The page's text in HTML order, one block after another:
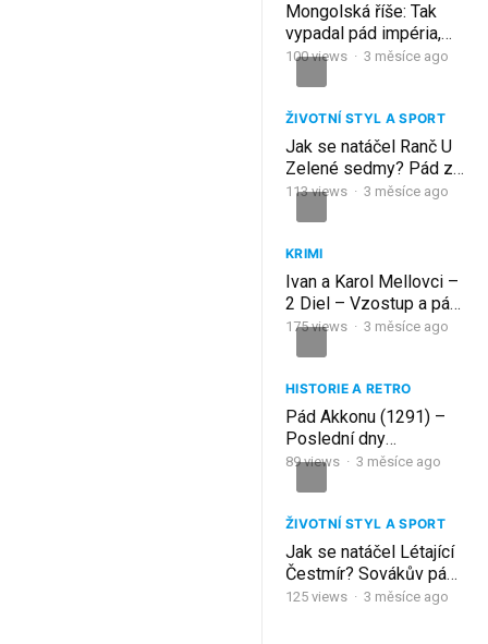
Mongolská říše: Tak
vypadal pád impéria,
které dobylo polovinu
100views · 3 měsíce ago
ŽIVOTNÍ STYL A SPORT
Jak se natáčel Ranč U
Zelené sedmy? Pád z
koně i do studny |
113views · 3 měsíce ago
KRIMI
Ivan a Karol Mellovci –
2 Diel – Vzostup a pád
mafiánskych bratov –
175views · 3 měsíce ago
HISTORIE A RETRO
Pád Akkonu (1291) –
Poslední dny
křižáckých států
89views · 3 měsíce ago
ŽIVOTNÍ STYL A SPORT
Jak se natáčel Létající
Čestmír? Sovákův pád,
nemocný Menšík a
125 views · 3 měsíce ago